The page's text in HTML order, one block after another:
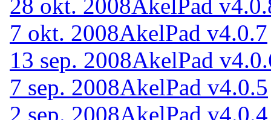
28 okt. 2008AkelPad
7 okt. 2008AkelPad v4.0.7
13 sep. 2008AkelPad
7 sep. 2008AkelPad v4.0.5
2 sep. 2008AkelPad v4.0.4